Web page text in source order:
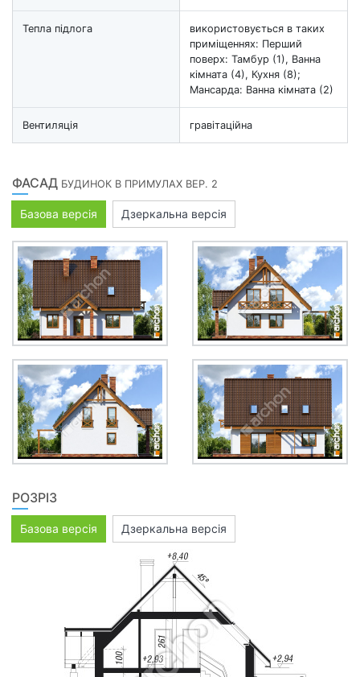
Тепла підлога
використовується в таких
приміщеннях: Перший
поверх: Тамбур (1), Ванна
кімната (4), Кухня (8);
Мансарда: Ванна кімната (2)
Вентиляція гравітаційна
ФАСАД БУДИНОК В ПРИМУЛАХ ВЕР. 2
Базова версія Дзеркальна версія
РОЗРІЗ
Базова версія Дзеркальна версія